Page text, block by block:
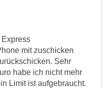
mit zuschicken
Sehr
habe ich nicht mehr
Limit ist aufgebraucht.